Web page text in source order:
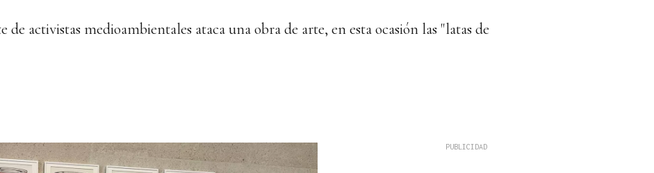
activistas medioambientales ataca una obra de arte, en esta ocasión las "latas de